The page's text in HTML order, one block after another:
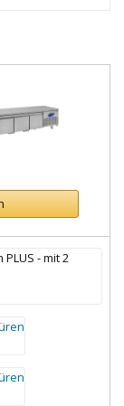
- mit 2